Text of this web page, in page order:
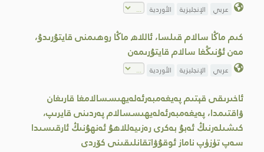
عربي الإنجليزية الأوردية
كىم ماڭا سالام قىلسا، ئاللاھ ماڭا روھىمنى قايتۇرىدۇ،
مەن ئۇنىڭغا سالام قايتۇرىمەن
عربي الإنجليزية الأوردية
ئاخىرىقى قېتىم پەيغەمبەرئەلەيھىسسالامغا قارىغان
ۋاقتىمدا، پەيغەمبەرئەلەيھىسسالام پەردىنى قايرىپ،
كىشىلەرنىڭ ئەبۇ بەكرى رەزىيەللاھۇ ئەنھۇنىڭ ئارقىسىدا
سەپ تۈزۈپ ناماز ئوقۇۋاتقانلىقىنى كۆردى